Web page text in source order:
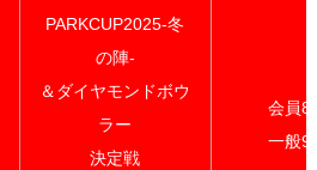
PARKCUP2025-冬
の陣-
＆ダイヤモンドボウ
ラー
決定戦
会員
一般